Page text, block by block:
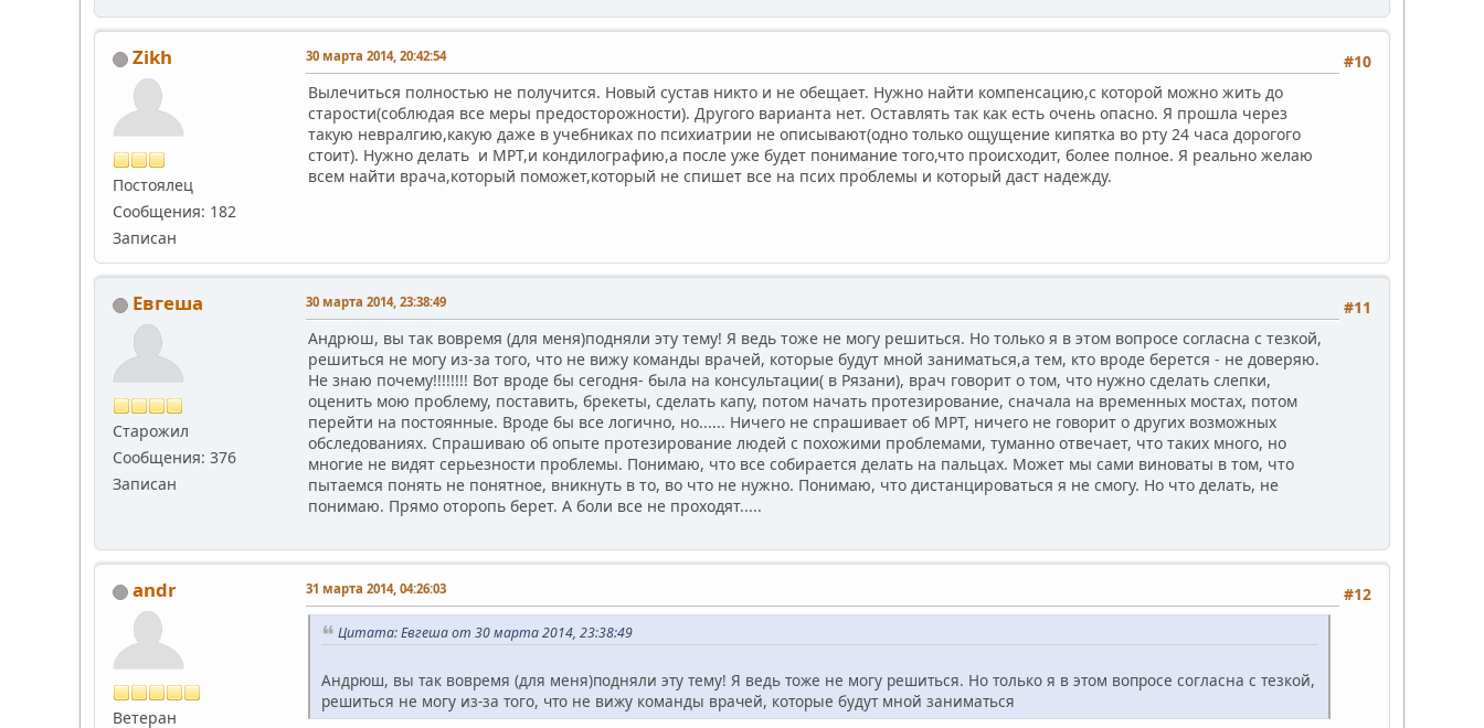
Zikh
Постоялец
Сообщения: 182
Записан
#10
30 марта 2014, 20:42:54
Вылечиться полностью не получится. Новый сустав никто и не обещает. Нужно найти компенсацию,с которой можно жить до
старости(соблюдая все меры предосторожности). Другого варианта нет. Оставлять так как есть очень опасно. Я прошла через
такую невралгию,какую даже в учебниках по психиатрии не описывают(одно только ощущение кипятка во рту 24 часа дорогого
стоит). Нужно делать и МРТ,и кондилографию,а после уже будет понимание того,что происходит, более полное. Я реально желаю
всем найти врача,который поможет,который не спишет все на псих проблемы и который даст надежду.
Евгеша
Старожил
Сообщения: 376
Записан
#11
30 марта 2014, 23:38:49
Андрюш, вы так вовремя (для меня)подняли эту тему! Я ведь тоже не могу решиться. Но только я в этом вопросе согласна с тезкой,
решиться не могу из-за того, что не вижу команды врачей, которые будут мной заниматься,а тем, кто вроде берется - не доверяю.
Не знаю почему!!!!!!!! Вот вроде бы сегодня- была на консультации( в Рязани), врач говорит о том, что нужно сделать слепки,
оценить мою проблему, поставить, брекеты, сделать капу, потом начать протезирование, сначала на временных мостах, потом
перейти на постоянные. Вроде бы все логично, но...... Ничего не спрашивает об МРТ, ничего не говорит о других возможных
обследованиях. Спрашиваю об опыте протезирование людей с похожими проблемами, туманно отвечает, что таких много, но
многие не видят серьезности проблемы. Понимаю, что все собирается делать на пальцах. Может мы сами виноваты в том, что
пытаемся понять не понятное, вникнуть в то, во что не нужно. Понимаю, что дистанцироваться я не смогу. Но что делать, не
понимаю. Прямо оторопь берет. А боли все не проходят.....
andr
Ветеран
#12
31 марта 2014, 04:26:03
Цитата: Евгеша от 30 марта 2014, 23:38:49
Андрюш, вы так вовремя (для меня)подняли эту тему! Я ведь тоже не могу решиться. Но только я в этом вопросе согласна с тезкой,
решиться не могу из-за того, что не вижу команды врачей, которые будут мной заниматься